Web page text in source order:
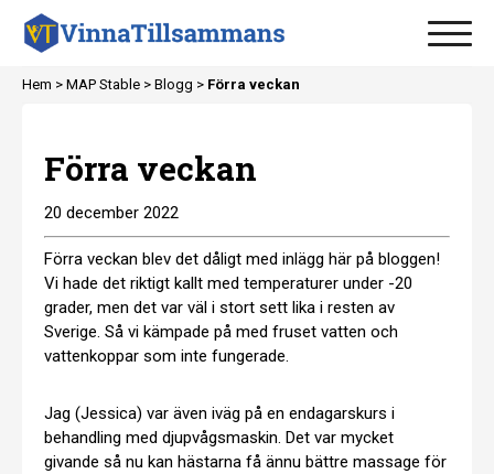
Hem > MAP Stable > Blogg > Förra veckan
Förra veckan
20 december 2022
Förra veckan blev det dåligt med inlägg här på bloggen!
Vi hade det riktigt kallt med temperaturer under -20
grader, men det var väl i stort sett lika i resten av
Sverige. Så vi kämpade på med fruset vatten och
vattenkoppar som inte fungerade.
Jag (Jessica) var även iväg på en endagarskurs i
behandling med djupvågsmaskin. Det var mycket
givande så nu kan hästarna få ännu bättre massage för